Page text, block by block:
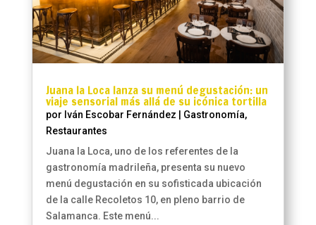
Juana la Loca lanza su menú degustación: un
viaje sensorial más allá de su icónica tortilla
por Iván Escobar Fernández Gastronomía,
Restaurantes
Juana la Loca, uno de los referentes de la
gastronomía madrileña, presenta su nuevo
menú degustación en su sofisticada ubicación
de la calle Recoletos 10, en pleno barrio de
Salamanca. Este menú...